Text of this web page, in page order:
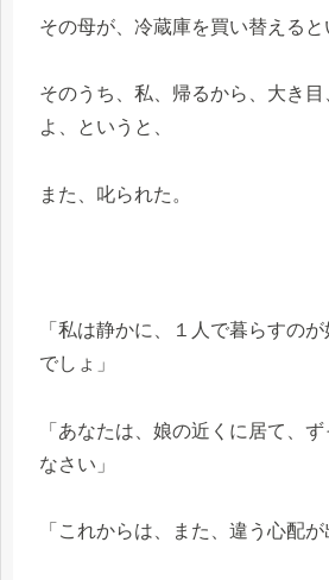
その母が、冷蔵庫を買い替えると
そのうち、私、帰るから、大き
よ、というと、
また、叱られた。
「私は静かに、１人で暮らすの
でしょ」
「あなたは、娘の近くに居て、
なさい」
「これからは、また、違う心配が